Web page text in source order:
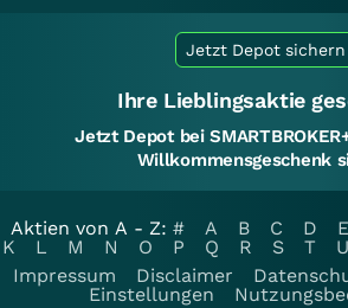
Jetzt Depot sichern
Ihre Lieblingsaktie
Jetzt Depot bei
Willkommensgeschenk
Aktien von A - Z: # A B C D E
K
L M N O P Q R S T U
Impressum
Disclaimer
Einstellungen